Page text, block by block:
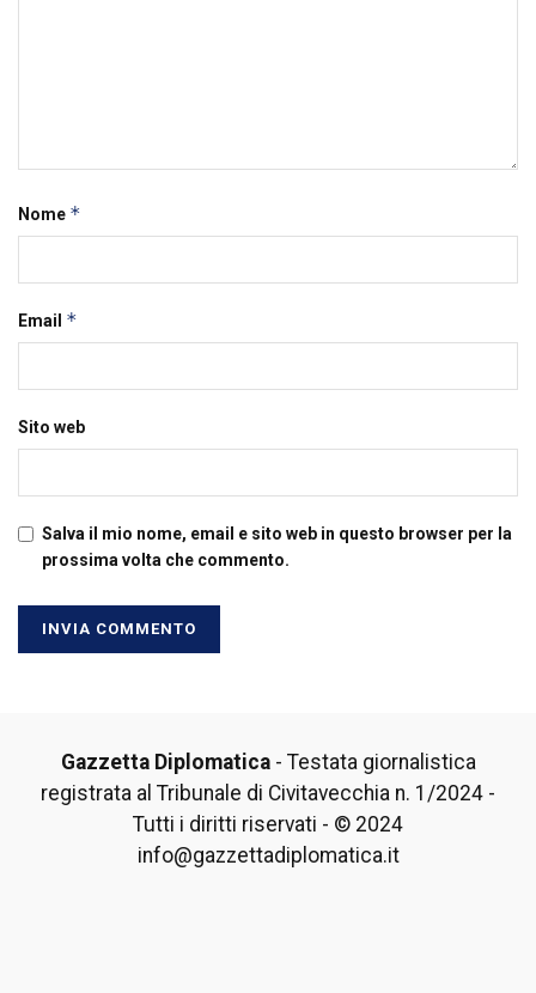
Nome *
Email *
Sito web
Salva il mio nome, email e sito web in questo browser per la
prossima volta che commento.
Gazzetta Diplomatica- Testata giornalistica
registrata al Tribunale di Civitavecchia n. 1/2024 -
Tutti i diritti riservati - © 2024
info@gazzettadiplomatica.it